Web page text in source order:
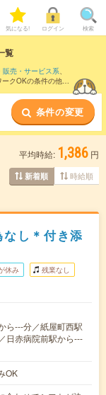
気になる! ログイン 検索
覧
販売・サービス系、
クOKの条件の他
条件の変更
平均時給: 1,386 円
新着順 時給順
し＊付き添
休み 残業なし
ら---分／紙屋町西駅
日赤病院前駅から---
OK